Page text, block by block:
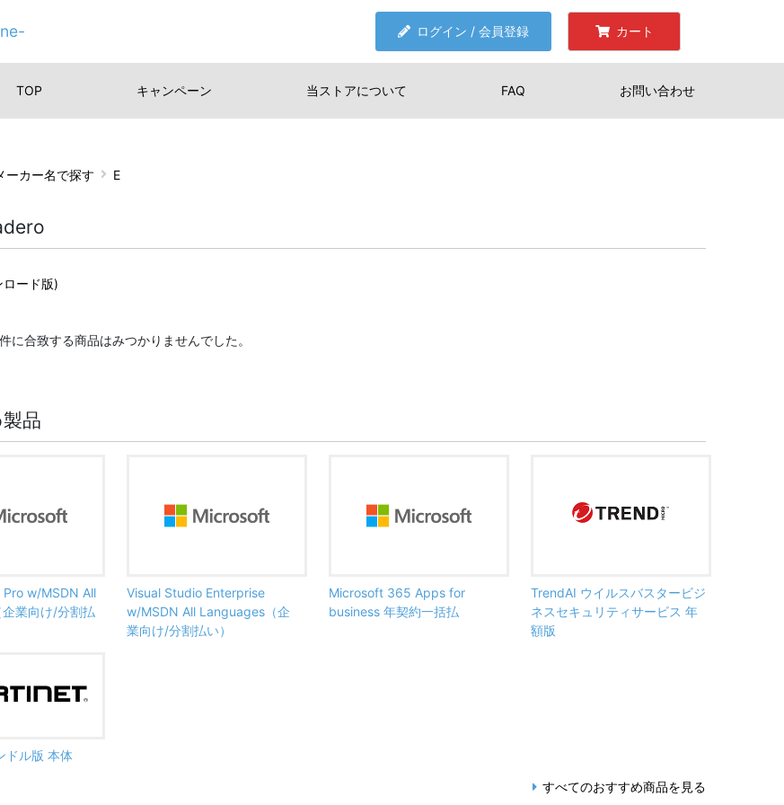
ログイン / 会員登録 カート
TOP キャンペーン 当ストアについて FAQ お問い合わせ
ーカー名で探す E
ロード版)
に合致する商品はみつかりませんでした。
品
w/MSDN All
業向け/分割払
Visual Studio Enterprise
w/MSDN All Languages（企
業向け/分割払い）
Microsoft 365 Apps for
business 年契約一括払
TrendAI ウイルスバスタービジ
ネスセキュリティサービス 年
額版
ドル版 本体
すべてのおすすめ商品を見る